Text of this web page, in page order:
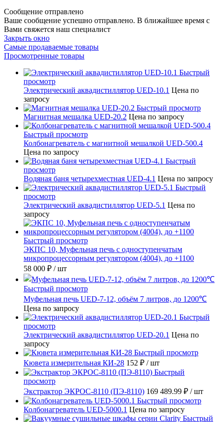
Сообщение отправлено
Ваше сообщение успешно отправлено. В ближайшее время с
Вами свяжется наш специалист
Закрыть окно
Самые продаваемые товары
Просмотренные товары
Быстрый
просмотр
Электрический аквадистиллятор UED-10.1 Цена по
запросу
Быстрый просмотр
Магнитная мешалка UED-20.2 Цена по запросу
Быстрый просмотр
Колбонагреватель с магнитной мешалкой UED-500.4
Цена по запросу
Быстрый
просмотр
Водяная баня четырехместная UED-4.1 Цена по запросу
Быстрый
просмотр
Электрический аквадистиллятор UED-5.1 Цена по
запросу
Быстрый просмотр
ЭКПС 10, Муфельная печь с одноступенчатым
микропроцессорным регулятором (4004), до +1100
58 000 ₽ / шт
Быстрый просмотр
Муфельная печь UED-7-12, объём 7 литров, до 1200℃
Цена по запросу
Быстрый
просмотр
Электрический аквадистиллятор UED-20.1 Цена по
запросу
Быстрый просмотр
Кювета измерительная КИ-28 152 ₽ / шт
Быстрый
просмотр
Экстрактор ЭКРОС-8110 (ПЭ-8110) 169 489.99 ₽ / шт
Быстрый просмотр
Колбонагреватель UED-5000.1 Цена по запросу
Быстрый